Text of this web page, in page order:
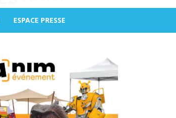
ESPACE PRESSE